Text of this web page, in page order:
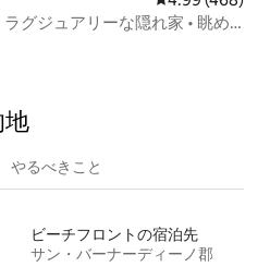
グジュアリーな隠れ家 • 眺め •
やるべきこと
ビーチフロントの宿泊先
サン・バーナーディーノ郡